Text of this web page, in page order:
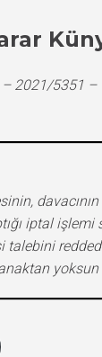
2021/5351 –
iptal
talebini
yoksun